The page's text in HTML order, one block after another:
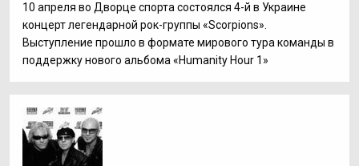
10 апреля во Дворце спорта состоялся 4-й в Украине
концерт легендарной рок-группы «Scorpions».
Выступление прошло в формате мирового тура команды в
поддержку нового альбома «Humanity Hour 1»